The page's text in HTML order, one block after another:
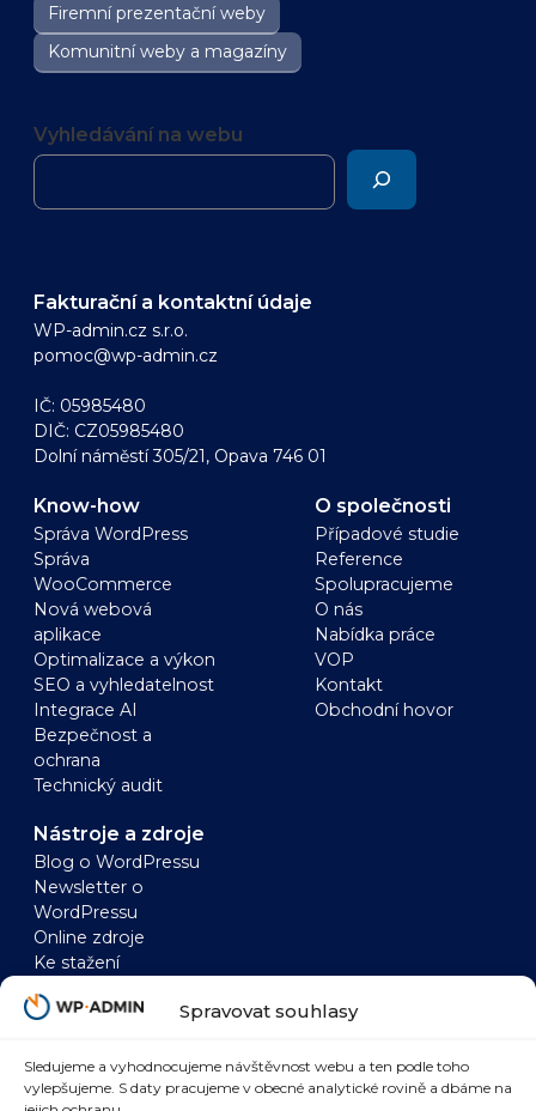
Spravovat souhlasy
Sledujeme a vyhodnocujeme návštěvnost webu a ten podle toho
vylepšujeme. S daty pracujeme v obecné analytické rovině a dbáme na
Firemní prezentační weby
Komunitní weby a magazíny
Vyhledávání na webu
Fakturační a kontaktní údaje
WP-admin.cz s.r.o.
pomoc@wp-admin.cz
IČ: 05985480
DIČ: CZ05985480
Dolní náměstí 305/21, Opava 746 01
Know-how
Správa WordPress
Správa
WooCommerce
Nová webová
aplikace
Optimalizace a výkon
SEO a vyhledatelnost
Integrace AI
Bezpečnost a
ochrana
Technický audit
Nástroje a zdroje
Blog o WordPressu
Newsletter o
WordPressu
Online zdroje
Ke stažení
O společnosti
Případové studie
Reference
Spolupracujeme
O nás
Nabídka práce
VOP
Kontakt
Obchodní hovor
Zrychlení WordPressu
WordPress a SEO
WordPress
Zrychlení
WooCommerce a AI
WooCommerce a